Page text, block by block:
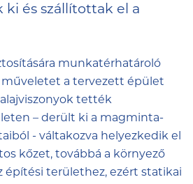
és szállítottak el a
munkatérhatároló
műveletet a tervezett épület
tették
– derült ki a magminta-
- váltakozva helyezkedik el
kőzet, továbbá a környező
építési területhez, ezért statikai